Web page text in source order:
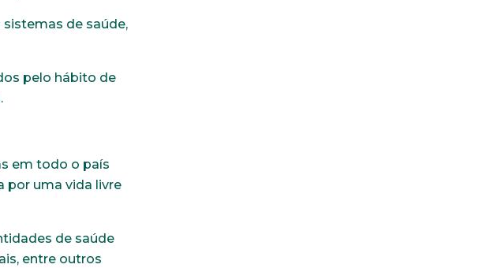
de saúde,
pelo hábito de
em todo o país
por uma vida livre
de saúde
entre outros
Estado Civil
Área de interesse